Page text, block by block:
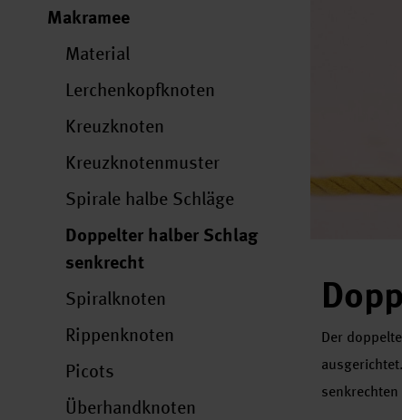
Makramee
Material
Lerchenkopfknoten
Kreuzknoten
Kreuzknotenmuster
Spirale halbe Schläge
Doppelter halber Schlag
senkrecht
Spiralknoten
Rippenknoten
Picots
Überhandknoten
Der